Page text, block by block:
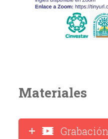
Materiales
Grabación